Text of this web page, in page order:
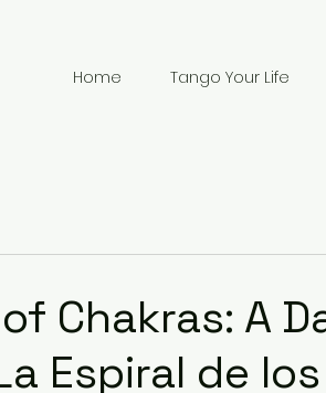
Home Tango Your Life
Chakras: A
Espiral de los